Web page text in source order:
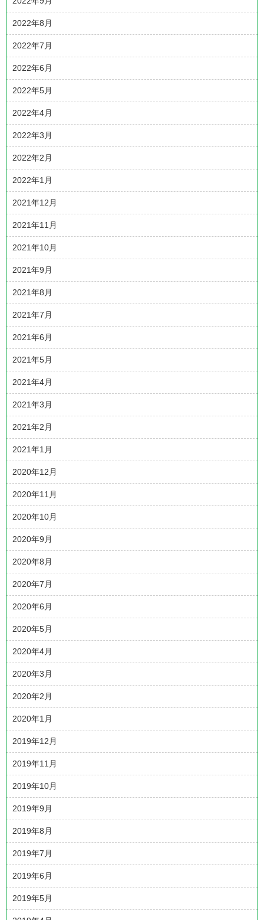
2022年8月
2022年7月
2022年6月
2022年5月
2022年4月
2022年3月
2022年2月
2022年1月
2021年12月
2021年11月
2021年10月
2021年9月
2021年8月
2021年7月
2021年6月
2021年5月
2021年4月
2021年3月
2021年2月
2021年1月
2020年12月
2020年11月
2020年10月
2020年9月
2020年8月
2020年7月
2020年6月
2020年5月
2020年4月
2020年3月
2020年2月
2020年1月
2019年12月
2019年11月
2019年10月
2019年9月
2019年8月
2019年7月
2019年6月
2019年5月